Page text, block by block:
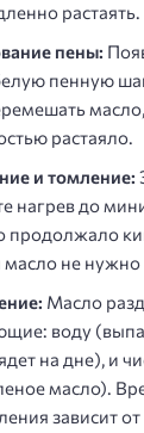
растаять.
пены:
пенную
растаяло.
и томление:
нагрев до
продолжало
не
Масло
воду
на дне), и
масло).
зависит